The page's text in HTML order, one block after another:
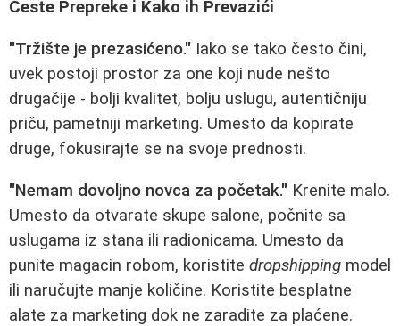
Česte Prepreke i Kako ih Prevazići
"Tržište je prezasićeno." Iako se tako često čini,
uvek postoji prostor za one koji nude nešto
drugačije - bolji kvalitet, bolju uslugu, autentičniju
priču, pametniji marketing. Umesto da kopirate
druge, fokusirajte se na svoje prednosti.
"Nemam dovoljno novca za početak." Krenite malo.
Umesto da otvarate skupe salone, počnite sa
uslugama iz stana ili radionicama. Umesto da
punite magacin robom, koristite dropshipping model
ili naručujte manje količine. Koristite besplatne
alate za marketing dok ne zaradite za plaćene.